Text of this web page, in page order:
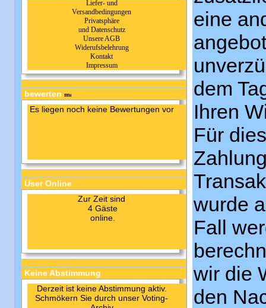
Liefer- und
Versandbedingungen
Privatsphäre
und Datenschutz
Unsere AGB
Widerufsbelehrung
Kontakt
Impressum
bewerten
Es liegen noch keine Bewertungen vor
User Online
Zur Zeit sind
4 Gäste
online.
Keine Abstimmung
Derzeit ist keine Abstimmung aktiv.
Schmökern Sie durch unser Voting-
eine
dem
Ihren
Für
wurde
Fall
wir die
den